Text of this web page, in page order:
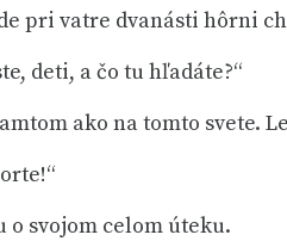
pri vatre dvanásti hôrni
deti, a čo tu hľadáte?“
ako na tomto svete.
o svojom celom úteku.